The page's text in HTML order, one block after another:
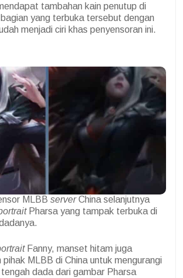
tambahan kain penutup di
yang terbuka tersebut dengan
menjadi ciri khas penyensoran ini.
MLBB serverChina selanjutnya
Pharsa yang tampak terbuka di
Fanny, manset hitam juga
pihak MLBB di China untuk mengurangi
tengah dada dari gambar Pharsa